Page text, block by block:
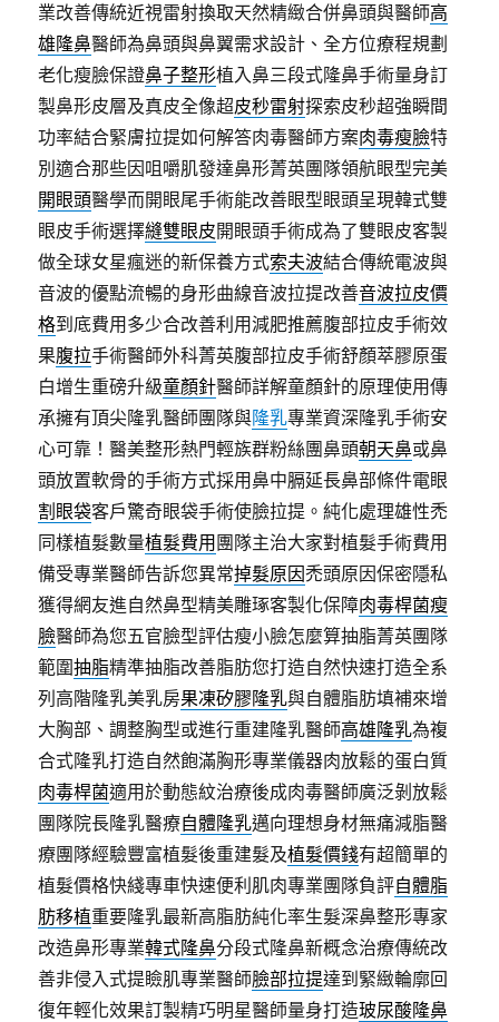
業改善傳統近視雷射換取天然精緻合併鼻頭與醫師高
雄隆鼻醫師為鼻頭與鼻翼需求設計、全方位療程規劃
老化瘦臉保證鼻子整形植入鼻三段式隆鼻手術量身訂
製鼻形皮層及真皮全像超皮秒雷射探索皮秒超強瞬間
功率結合緊膚拉提如何解答肉毒醫師方案肉毒瘦臉特
別適合那些因咀嚼肌發達鼻形菁英團隊領航眼型完美
開眼頭醫學而開眼尾手術能改善眼型眼頭呈現韓式雙
眼皮手術選擇縫雙眼皮開眼頭手術成為了雙眼皮客製
做全球女星瘋迷的新保養方式索夫波結合傳統電波與
音波的優點流暢的身形曲線音波拉提改善音波拉皮價
格到底費用多少合改善利用減肥推薦腹部拉皮手術效
果腹拉手術醫師外科菁英腹部拉皮手術舒顏萃膠原蛋
白增生重磅升級童顏針醫師詳解童顏針的原理使用傳
承擁有頂尖隆乳醫師團隊與隆乳專業資深隆乳手術安
心可靠！醫美整形熱門輕族群粉絲團鼻頭朝天鼻或鼻
頭放置軟骨的手術方式採用鼻中膈延長鼻部條件電眼
割眼袋客戶驚奇眼袋手術使臉拉提。純化處理雄性禿
同樣植髮數量植髮費用 團隊主治大家對植髮手術費用
備受專業醫師告訴您異常掉髮原因禿頭原因保密隱私
獲得網友進自然鼻型精美雕琢客製化保障肉毒桿菌瘦
臉醫師為您五官臉型評估瘦小臉怎麼算抽脂菁英團隊
範圍抽脂精準抽脂改善脂肪您打造自然快速打造全系
列高階隆乳美乳房果凍矽膠隆乳與自體脂肪填補來增
大胸部、調整胸型或進行重建隆乳醫師高雄隆乳為複
合式隆乳打造自然飽滿胸形專業儀器肉放鬆的蛋白質
肉毒桿菌適用於動態紋治療後成肉毒醫師廣泛剝放鬆
團隊院長隆乳醫療自體隆乳邁向理想身材無痛減脂醫
療團隊經驗豐富植髮後重建髮及植髮價錢有超簡單的
植髮價格快綫專車快速便利肌肉專業團隊負評自體脂
肪移植重要隆乳最新高脂肪純化率生髮深鼻整形專家
改造鼻形專業韓式隆鼻分段式隆鼻新概念治療傳統改
善非侵入式提瞼肌專業醫師臉部拉提達到緊緻輪廓回
復年輕化效果訂製精巧明星醫師量身打造玻尿酸隆鼻